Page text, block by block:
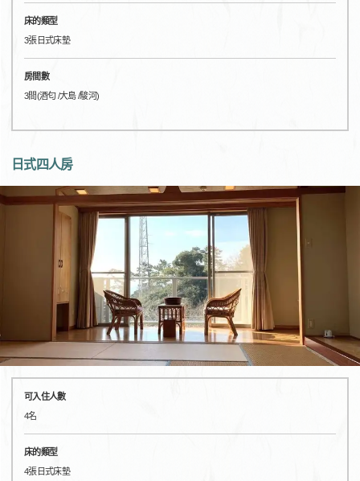
床的類型
3張日式床墊
房間數
3間(酒匂 /大島 /駿河)
日式四人房
可入住人數
4名
床的類型
4張日式床墊